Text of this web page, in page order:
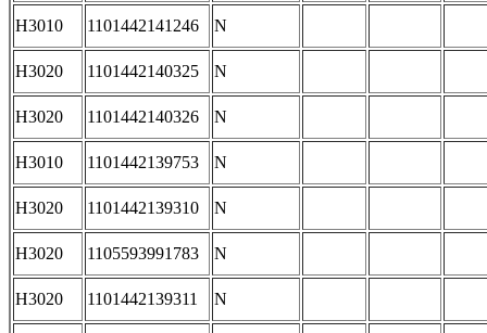
H3010
1101442141246 N
H3020 1101442140325 N
H3020 1101442140326 N
H3010 1101442139753 N
H3020 1101442139310 N
H3020 1105593991783 N
H3020 1101442139311 N